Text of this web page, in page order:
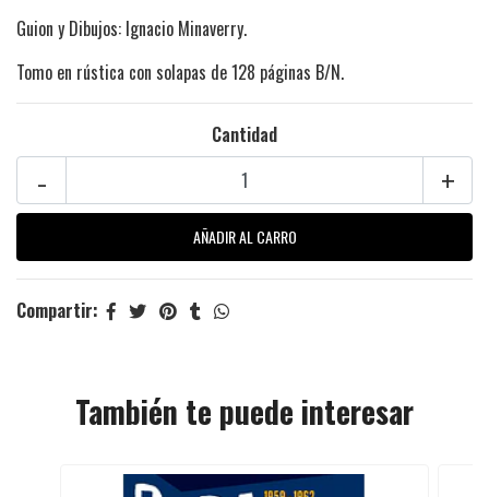
Guion y Dibujos: Ignacio Minaverry.
Tomo en rústica con solapas de 128 páginas B/N.
Cantidad
+
-
Compartir:
También te puede interesar